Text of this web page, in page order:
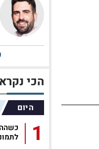
הכי
היום
1